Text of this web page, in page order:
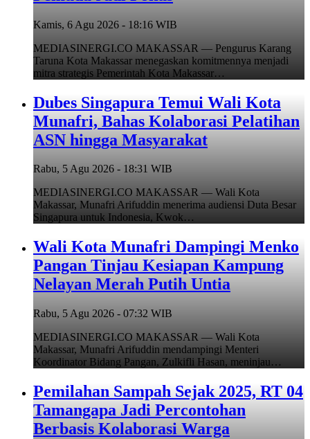
Kamis, 6 Agu 2026 - 18:16 WIB
MEDIASINERGI.CO MAKASSAR — Pengurus Karang
Taruna Kota Makassar menegaskan komitmennya menjadi
mitra strategis Pemerintah Kota Makassar…
Dubes Singapura Temui Wali Kota
Munafri, Bahas Kolaborasi Pelatihan
ASN hingga Masyarakat
Rabu, 5 Agu 2026 - 18:31 WIB
MEDIASINERGI.CO MAKASSAR — Wali Kota
Makassar, Munafri Arifuddin menerima audiensi Duta Besar
Singapura untuk Indonesia, Kwok…
Wali Kota Munafri Dampingi Menko
Pangan Tinjau Kesiapan Kampung
Nelayan Merah Putih Untia
Rabu, 5 Agu 2026 - 07:32 WIB
MEDIASINERGI.CO MAKASSAR — Wali Kota
Makassar, Munafri Arifuddin mendampingi Menteri
Koordinator Bidang Pangan, Zulkifli Hasan, meninjau…
Pemilahan Sampah Sejak 2025, RT 04
Tamangapa Jadi Percontohan
Berbasis Kolaborasi Warga